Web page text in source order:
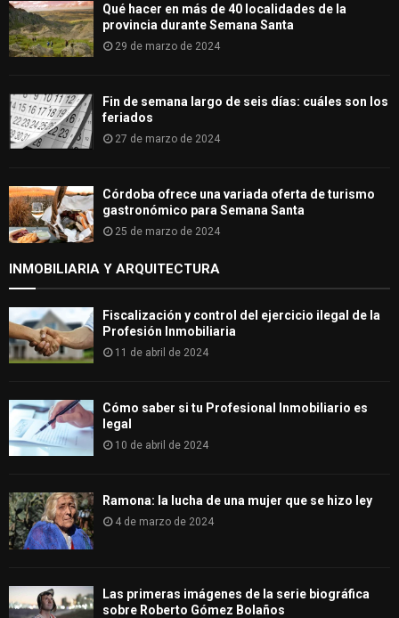
Qué hacer en más de 40 localidades de la
provincia durante Semana Santa
29 de marzo de 2024
Fin de semana largo de seis días: cuáles son los
feriados
27 de marzo de 2024
Córdoba ofrece una variada oferta de turismo
gastronómico para Semana Santa
25 de marzo de 2024
INMOBILIARIA Y ARQUITECTURA
Fiscalización y control del ejercicio ilegal de la
Profesión Inmobiliaria
11 de abril de 2024
Cómo saber si tu Profesional Inmobiliario es
legal
10 de abril de 2024
Ramona: la lucha de una mujer que se hizo ley
4 de marzo de 2024
Las primeras imágenes de la serie biográfica
sobre Roberto Gómez Bolaños